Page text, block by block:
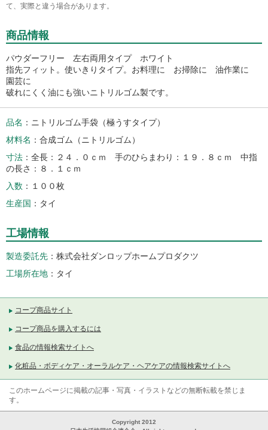
て、実際と違う場合があります。
商品情報
パウダーフリー 左右両用タイプ ホワイト
指先フィット。使いきりタイプ。お料理に お掃除に 油作業に
園芸に
破れにくく油にも強いニトリルゴム製です。
品名
ニトリルゴム手袋（極うすタイプ）
材料名
合成ゴム（ニトリルゴム）
寸法
全長：２４．０ｃｍ 手のひらまわり：１９．８ｃｍ 中指
の長さ：８．１ｃｍ
入数
１００枚
生産国
タイ
工場情報
製造委託先
株式会社ダンロップホームプロダクツ
工場所在地
タイ
コープ商品サイト
コープ商品を購入するには
食品の情報検索サイトへ
化粧品・ボディケア・オーラルケア・ヘアケアの情報検索サイトへ
このホームページに掲載の記事・写真・イラストなどの無断転載を禁じま
す。
Copyright 2012